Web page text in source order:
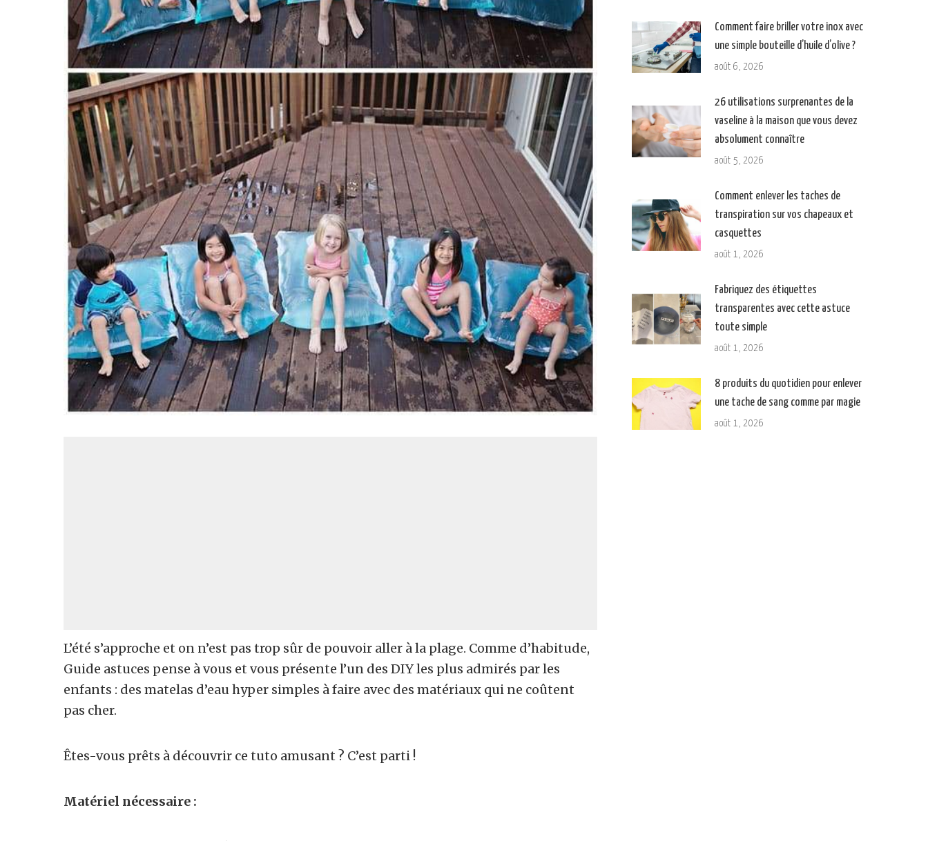
L’été s’approche et on n’est pas trop sûr de pouvoir aller à la plage. Comme d’habitude,
Guide astuces pense à vous et vous présente l’un des DIY les plus admirés par les
enfants : des matelas d’eau hyper simples à faire avec des matériaux qui ne coûtent
pas cher.
Êtes-vous prêts à découvrir ce tuto amusant ? C’est parti !
Matériel nécessaire :
Comment faire briller votre inox avec
une simple bouteille d’huile d’olive ?
août 6, 2026
26 utilisations surprenantes de la
vaseline à la maison que vous devez
absolument connaître
août 5, 2026
Comment enlever les taches de
transpiration sur vos chapeaux et
casquettes
août 1, 2026
Fabriquez des étiquettes
transparentes avec cette astuce
toute simple
août 1, 2026
8 produits du quotidien pour enlever
une tache de sang comme par magie
août 1, 2026